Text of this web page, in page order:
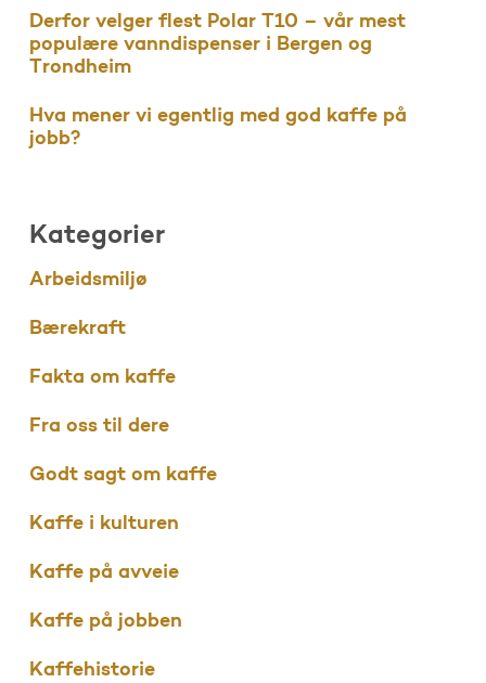
Derfor velger flest Polar T10 – vår mest
populære vanndispenser i Bergen og
Trondheim
Hva mener vi egentlig med god kaffe på
jobb?
Kategorier
Arbeidsmiljø
Bærekraft
Fakta om kaffe
Fra oss til dere
Godt sagt om kaffe
Kaffe i kulturen
Kaffe på avveie
Kaffe på jobben
Kaffehistorie